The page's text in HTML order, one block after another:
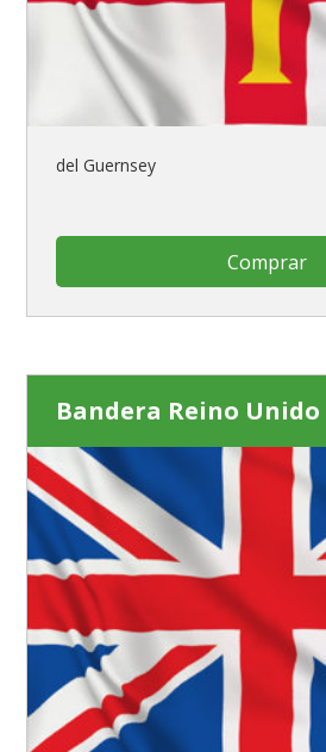
del Guernsey
Comprar
Bandera Reino Unido